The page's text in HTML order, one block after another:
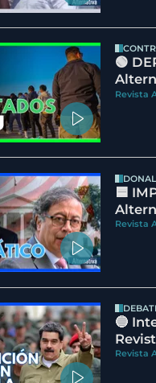
🟢
Revista
🟦
Revista
🔵
Revista